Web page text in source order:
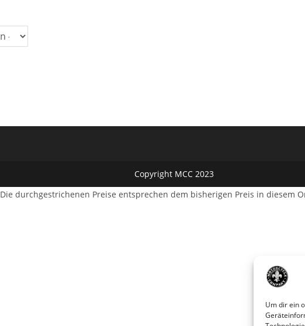
Um dir ein
Copyright MCC 2023
Die durchgestrichenen Preise entsprechen dem bisherigen Preis in diesem